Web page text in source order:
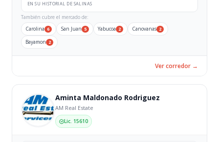
EN SU HISTORIAL DE SALINAS
También cubre el mercado de:
Carolina 6 San Juan 5 Yabucoa 2 Canovanas 2
Bayamon 2
Ver corredor →
Aminta Maldonado Rodriguez
AM Real Estate
Lic. 15610